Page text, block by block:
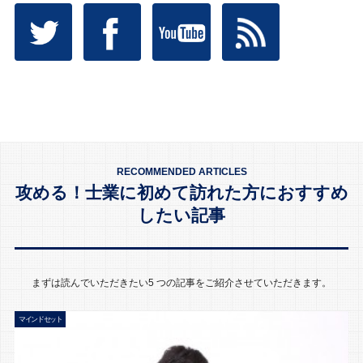
RECOMMENDED ARTICLES
攻める！士業に初めて訪れた方におすすめ
したい記事
まずは読んでいただきたい5 つの記事をご紹介させていただきます。
マインドセット